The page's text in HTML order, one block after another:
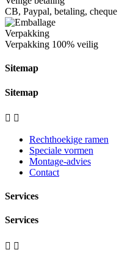
CB, Paypal, betaling, cheque
Verpakking
Verpakking 100% veilig
Sitemap
Sitemap
 
Rechthoekige ramen
Speciale vormen
Montage-advies
Contact
Services
Services
 